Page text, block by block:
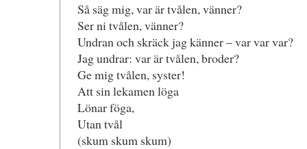
Så säg mig, var är tvålen, vänner?
Ser ni tvålen, vänner?
Undran och skräck jag känner – var var var?
Jag undrar: var är tvålen, broder?
Ge mig tvålen, syster!
Att sin lekamen löga
Lönar föga,
Utan tvål
(skum skum skum)